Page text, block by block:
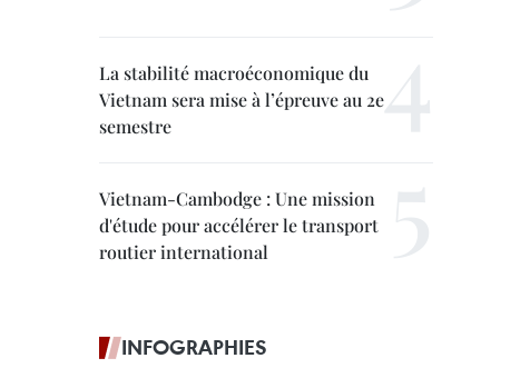
La stabilité macroéconomique du
Vietnam sera mise à l’épreuve au 2e
semestre
Vietnam-Cambodge : Une mission
d'étude pour accélérer le transport
routier international
INFOGRAPHIES